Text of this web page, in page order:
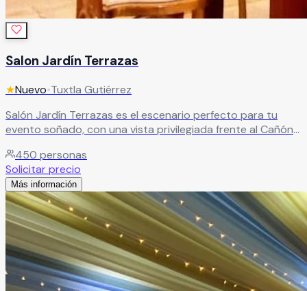
Salon Jardín Terrazas
★Nuevo•Tuxtla Gutiérrez
Salón Jardín Terrazas es el escenario perfecto para tu
evento soñado, con una vista privilegiada frente al Cañón
espacios únicos y una propuesta de gastronomía premium
que elevan cada celebración, creando una experiencia
inolvidable llena de estilo y naturaleza.
450 personas
Solicitar precio
Más información